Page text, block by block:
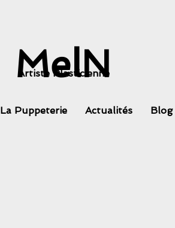
MelN
Artiste Plasticienne
La Puppeterie Actualités Blog